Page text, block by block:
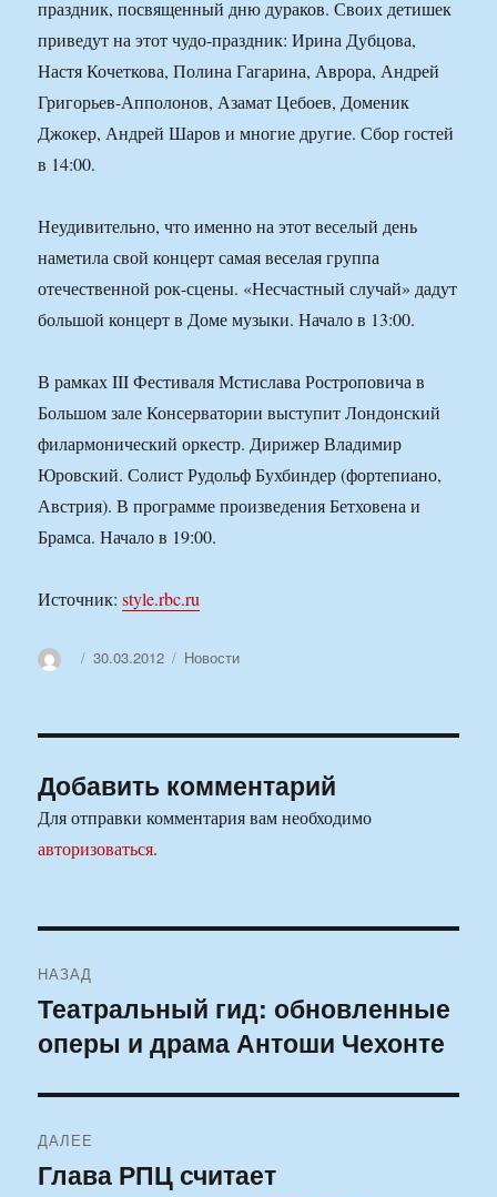
праздник, посвященный дню дураков. Своих детишек
приведут на этот чудо-праздник: Ирина Дубцова,
Настя Кочеткова, Полина Гагарина, Аврора, Андрей
Григорьев-Апполонов, Азамат Цебоев, Доменик
Джокер, Андрей Шаров и многие другие. Сбор гостей
в 14:00.
Неудивительно, что именно на этот веселый день
наметила свой концерт самая веселая группа
отечественной рок-сцены. «Несчастный случай» дадут
большой концерт в Доме музыки. Начало в 13:00.
В рамках III Фестиваля Мстислава Ростроповича в
Большом зале Консерватории выступит Лондонский
филармонический оркестр. Дирижер Владимир
Юровский. Солист Рудольф Бухбиндер (фортепиано,
Австрия). В программе произведения Бетховена и
Брамса. Начало в 19:00.
Источник:style.rbc.ru
АвторОпубликовано
30.03.2012 Рубрики
Новости
Добавить комментарий
Для отправки комментария вам необходимо
авторизоваться.
по
записям
НАЗАД
Предыдущая
запись:
Театральный гид: обновленные
оперы и драма Антоши Чехонте
ДАЛЕЕ
Следующая
Глава РПЦ считает